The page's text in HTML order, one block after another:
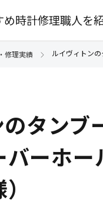
め時計修理職人を
修理実績 ルイヴィトン
タンブ
ーホー